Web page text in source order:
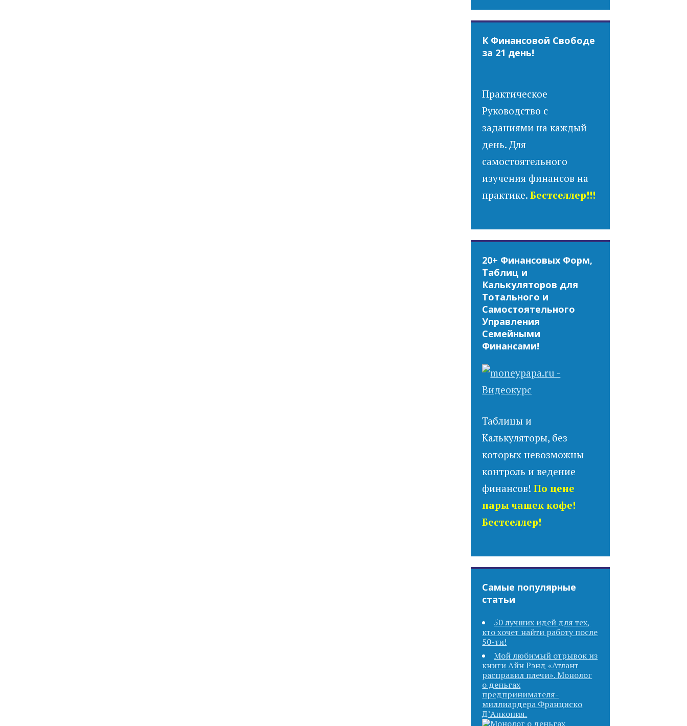
К Финансовой Свободе
за 21 день!
Практическое
Руководство с
заданиями на каждый
день. Для
самостоятельного
изучения финансов на
практике.Бестселлер!!!
20+ Финансовых Форм,
Таблиц и
Калькуляторов для
Тотального и
Самостоятельного
Управления
Семейными
Финансами!
Таблицы и
Калькуляторы, без
которых невозможны
контроль и ведение
финансов!По цене
пары чашек кофе!
Бестселлер!
Самые популярные
статьи
50 лучших идей для тех,
кто хочет найти работу после
50-ти!
Мой любимый отрывок из
книги Айн Рэнд «Атлант
расправил плечи». Монолог
о деньгах
предпринимателя-
миллиардера Франциско
Д’Анкония.